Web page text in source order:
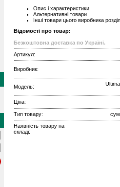
Опис і характеристики
Альтернативні товари
Інші товари цього виробника
Відомості про товар:
Безкоштовна доставка по Україні.
Артикул:
Виробник:
Модель:
Ціна:
Тип товару:
Наявність товару на
складі: